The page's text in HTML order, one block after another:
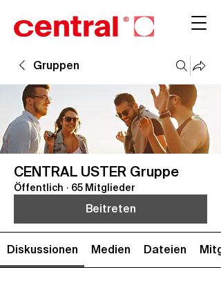
Gruppen
CENTRAL USTER Gruppe
Öffentlich · 65 Mitglieder
Beitreten
Diskussionen Medien Dateien